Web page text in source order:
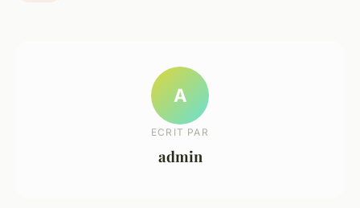
A
ECRIT PAR
admin